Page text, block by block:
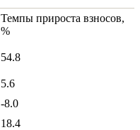
Темпы прироста взносов,
%
54.8
5.6
-8.0
18.4